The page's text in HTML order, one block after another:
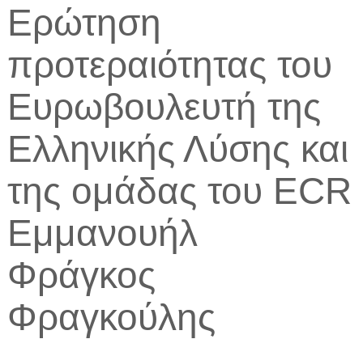
Ερώτηση
προτεραιότητας του
Ευρωβουλευτή της
Ελληνικής Λύσης και
της ομάδας του ECR
Εμμανουήλ
Φράγκος
Φραγκούλης